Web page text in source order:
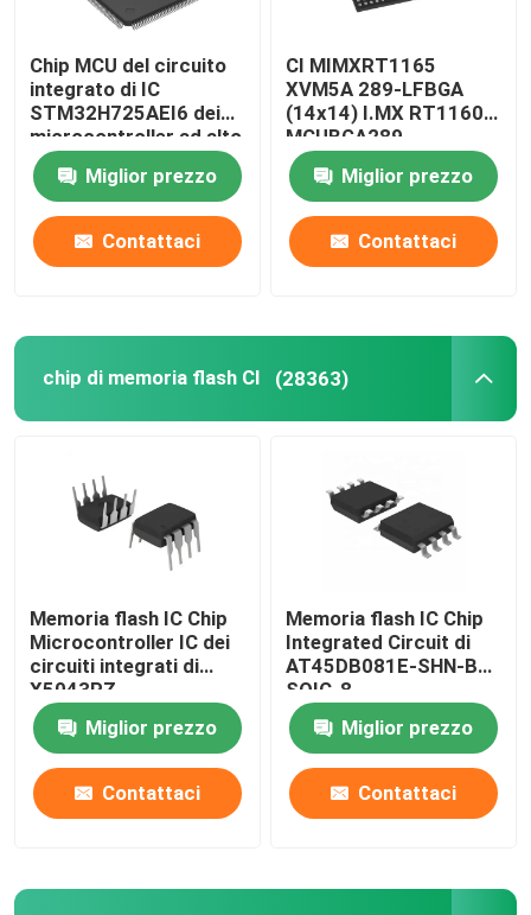
Il computer IC scheggia
Condensatori dei componenti elettronici
Scheda madre del server
Esposizione LCD di Iphone
Riciclaggio dei componenti elettronici
Chip MCU del circuito
integrato di IC
STM32H725AEI6 dei
microcontroller ad alto
rendimento
Miglior prezzo
Contattaci
CI MIMXRT1165
XVM5A 289-LFBGA
(14x14) I.MX RT1160
MCUBGA289
Miglior prezzo
Contattaci
chip di memoria flash CI (28363)
Memoria flash IC Chip
Microcontroller IC dei
circuiti integrati di
X5043PZ
Miglior prezzo
Contattaci
Memoria flash IC Chip
Integrated Circuit di
AT45DB081E-SHN-B
SOIC-8
Miglior prezzo
Contattaci